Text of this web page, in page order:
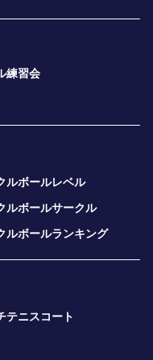
練習会
ルボールレベル
ルボールサークル
ルボールランキング
テニスコート